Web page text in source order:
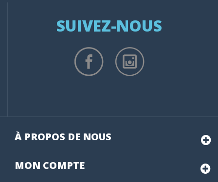
SUIVEZ-NOUS
À PROPOS DE NOUS
MON COMPTE